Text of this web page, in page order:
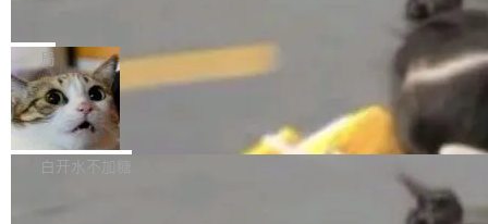
是把这段空隙补上。 回退到任何一次编辑：Delt
aDB 捕获 commit 之间的每一次操作，...
微软同期总资本开支的四成。 与亚马逊、Alpha
bet、微软以及 Meta 等传统科技巨头相比，Spa
ceXAI的资金消耗速度尤为引人瞩目。然而，支
撑庞大支出的资金来源却呈现出截然不同的面
貌。数据显示，微软和 Meta 主要依托充沛的经
一个在终端里运行的编程 agent；Muse Spark
1.2，驱动这个 agent 的新模型。一句话概括：
你可以用 curl -fsSL https://dev.meta.ai/install.
sh | bash 安装一个能在大项目里自动规划、写
代码、验证结果的 AI 终端工具。 据介绍，Muse
局
美团开源 LoHoSearch，用知识图谱校
准 AI 能力认知
机器出题的前提，是让机器拥有全局视野。整个
构建流程可以分为四个环节：建图 → 控制难度
白开水不加糖